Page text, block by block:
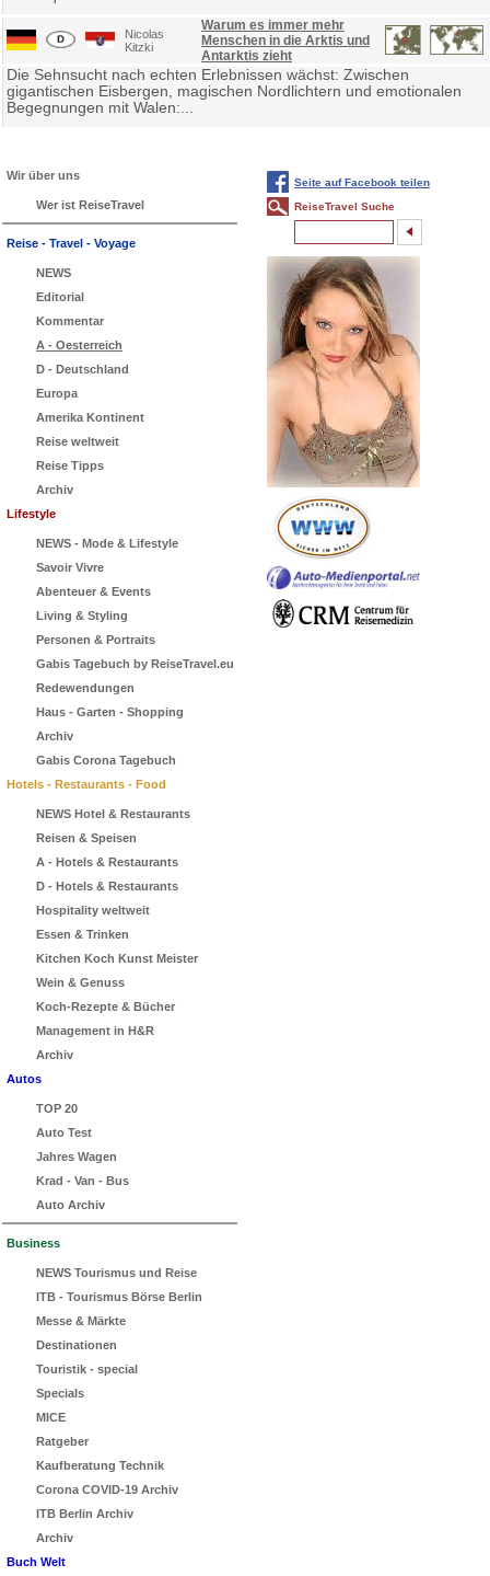
Nicolas
Kitzki
Warum es immer mehr
Menschen in die Arktis und
Antarktis zieht
Die Sehnsucht nach echten Erlebnissen wächst: Zwischen
gigantischen Eisbergen, magischen Nordlichtern und emotionalen
Begegnungen mit Walen:...
Wir über uns
Wer ist ReiseTravel
Reise - Travel - Voyage
NEWS
Editorial
Kommentar
A - Oesterreich
D - Deutschland
Europa
Amerika Kontinent
Reise weltweit
Reise Tipps
Archiv
Lifestyle
NEWS - Mode & Lifestyle
Savoir Vivre
Abenteuer & Events
Living & Styling
Personen & Portraits
Gabis Tagebuch by ReiseTravel.eu
Redewendungen
Haus - Garten - Shopping
Archiv
Gabis Corona Tagebuch
Hotels - Restaurants - Food
NEWS Hotel & Restaurants
Reisen & Speisen
A - Hotels & Restaurants
D - Hotels & Restaurants
Hospitality weltweit
Essen & Trinken
Kitchen Koch Kunst Meister
Wein & Genuss
Koch-Rezepte & Bücher
Management in H&R
Archiv
Autos
TOP 20
Auto Test
Jahres Wagen
Krad - Van - Bus
Auto Archiv
Business
NEWS Tourismus und Reise
ITB - Tourismus Börse Berlin
Messe & Märkte
Destinationen
Touristik - special
Specials
MICE
Ratgeber
Kaufberatung Technik
Corona COVID-19 Archiv
ITB Berlin Archiv
Archiv
Buch Welt
Seite auf Facebook teilen
ReiseTravel Suche